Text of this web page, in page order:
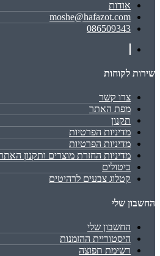
אודות
moshe@hafazot.com
086509343
שירות לקוחות
צרו קשר
מפת האתר
תקנון
מדיניות הפרטיות
מדיניות הפרטיות
מדיניות החזרת מוצרים ותקנון
ביטולים
קטלוג צבעים לרהיטים
החשבון שלי
החשבון שלי
היסטוריית ההזמנות
רשימת תפוצה